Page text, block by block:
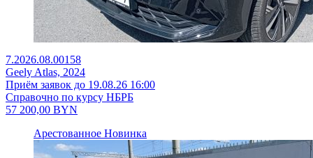
7.2026.08.00158
Geely Atlas, 2024
Приём заявок до 19.08.26 16:00
Справочно по курсу НБРБ
57 200,00 BYN
Арестованное Новинка